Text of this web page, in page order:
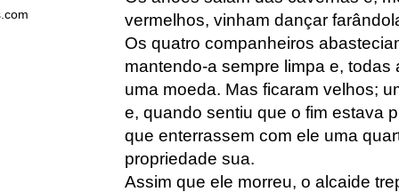
vermelhos, vinham dançar
Os quatro companheiros
mantendo-a sempre limpa e,
uma moeda. Mas ficaram velhos;
e, quando sentiu que o fim estava
que enterrassem com ele uma
propriedade sua.
Assim que ele morreu, o alcaide